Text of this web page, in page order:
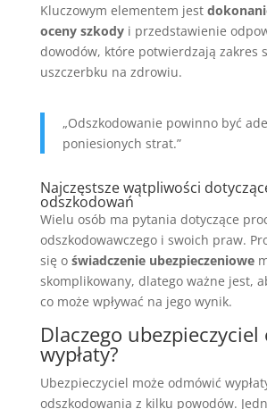
Kluczowym elementem jest
oceny szkodyi przedstawienie
dowodów, które potwierdzają zakres
uszczerbku na zdrowiu.
„Odszkodowanie powinno być
poniesionych strat.”
Najczęstsze wątpliwości
odszkodowań
Wielu osób ma pytania dotyczące
odszkodowawczego i swoich praw.
się o świadczenie ubezpieczeniowe
skomplikowany, dlatego ważne jest,
co może wpływać na jego wynik.
Dlaczego
wypłaty?
Ubezpieczyciel może odmówić
odszkodowania z kilku powodów.